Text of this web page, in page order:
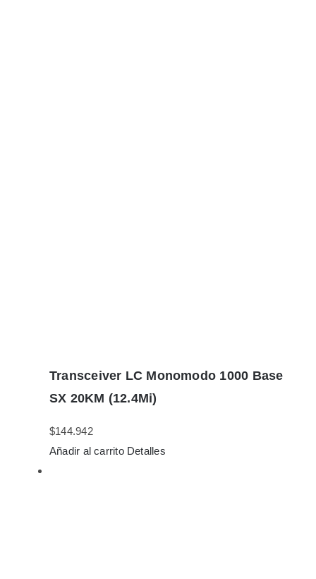
Transceiver LC Monomodo 1000 Base
SX 20KM (12.4Mi)
$144.942
Añadir al carrito Detalles